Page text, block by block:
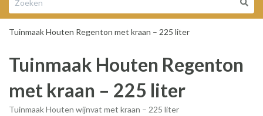
Vul hem met producten.
Tuinmaak Houten Regenton met kraan – 225 liter
Tuinmaak Houten Regenton
met kraan – 225 liter
Tuinmaak Houten wijnvat met kraan – 225 liter